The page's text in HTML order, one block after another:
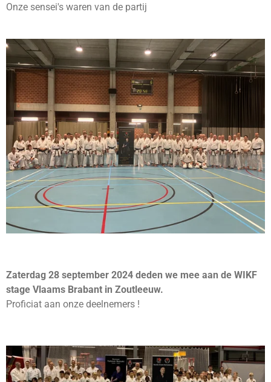
Onze sensei's waren van de partij
Zaterdag 28 september 2024 deden we mee aan de WIKF
stage Vlaams Brabant in Zoutleeuw.
Proficiat aan onze deelnemers !